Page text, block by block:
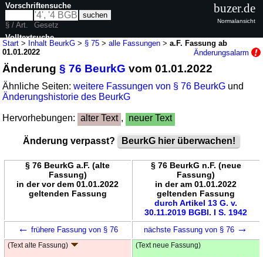
Start > Inhalt BeurkG > § 75 >alle Fassungen >a.F. Fassung ab
01.01.2022
Änderungsalarm
Änderung§ 76 BeurkG vom 01.01.2022
Ähnliche Seiten:weitere Fassungen von § 76 BeurkG und
Änderungshistorie des BeurkG
Hervorhebungen: alter Text , neuer Text
Änderung verpasst? BeurkG hier überwachen!
§ 76 BeurkG a.F. (alte
Fassung)
in der vor dem 01.01.2022
geltenden Fassung
§ 76 BeurkG n.F. (neue
Fassung)
in der am 01.01.2022
geltenden Fassung
durch Artikel 13 G. v.
30.11.2019 BGBl. I S. 1942
← frühere Fassung von § 76 nächste Fassung von § 76 →
(Text alte Fassung) (Text neue Fassung)
Vorschriftensuche
§ / Art.
Gesetz
Volltextsuche
buzer.de
Normalansicht